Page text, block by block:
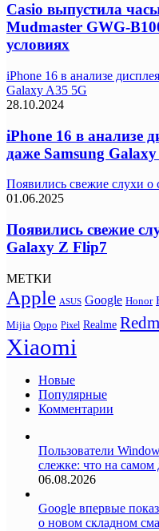
Casio выпустила
Mudmaster GWG-
условиях
iPhone 16 в анализе
Galaxy A35 5G
28.10.2024
iPhone 16 в анализе
даже Samsung
Появились свежие слухи о
01.06.2025
Появились свежие
Galaxy Z Flip7
МЕТКИ
Apple ASUS Google Honor
Mijia Oppo Pixel Realme
Xiaomi
Новые
Популярные
Комментарии
Пользователи
слежке: что на самом
06.08.2026
Google впервые
о новом складном